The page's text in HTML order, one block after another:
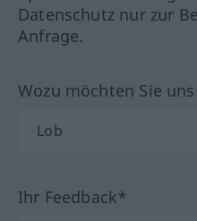
Datenschutz nur zur
Anfrage.
Wozu möchten Sie
Ihr Feedback*